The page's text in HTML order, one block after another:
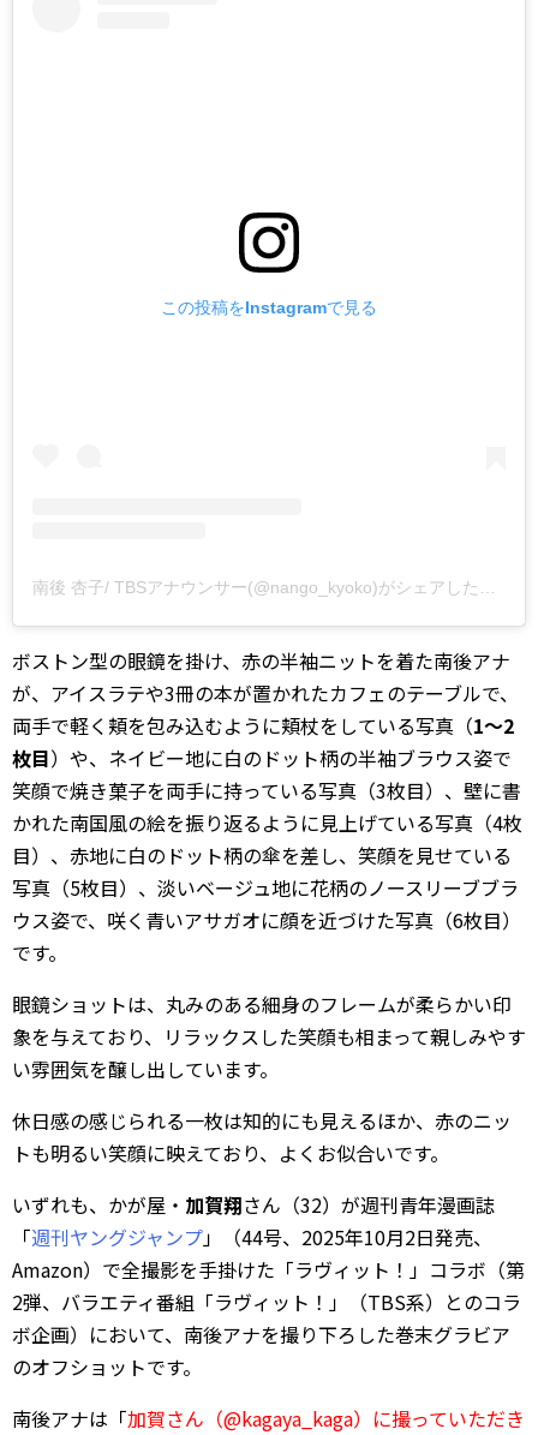
この投稿をInstagramで見る
ボストン型の眼鏡を掛け、赤の半袖ニットを着た南後アナ
が、アイスラテや3冊の本が置かれたカフェのテーブルで、
両手で軽く頬を包み込むように頬杖をしている写真（1～2
枚目）や、ネイビー地に白のドット柄の半袖ブラウス姿で
笑顔で焼き菓子を両手に持っている写真（3枚目）、壁に書
かれた南国風の絵を振り返るように見上げている写真（4枚
目）、赤地に白のドット柄の傘を差し、笑顔を見せている
写真（5枚目）、淡いベージュ地に花柄のノースリーブブラ
ウス姿で、咲く青いアサガオに顔を近づけた写真（6枚目）
です。
眼鏡ショットは、丸みのある細身のフレームが柔らかい印
象を与えており、リラックスした笑顔も相まって親しみやす
い雰囲気を醸し出しています。
休日感の感じられる一枚は知的にも見えるほか、赤のニッ
トも明るい笑顔に映えており、よくお似合いです。
いずれも、かが屋・ 加賀翔さん（32）が週刊青年漫画誌
「週刊ヤングジャンプ」（44号、2025年10月2日発売、
Amazon）で全撮影を手掛けた「ラヴィット！」コラボ（第
2弾、バラエティ番組「ラヴィット！」（TBS系）とのコラ
ボ企画）において、南後アナを撮り下ろした巻末グラビア
のオフショットです。
南後アナは「加賀さん（@kagaya_kaga）に撮っていただき